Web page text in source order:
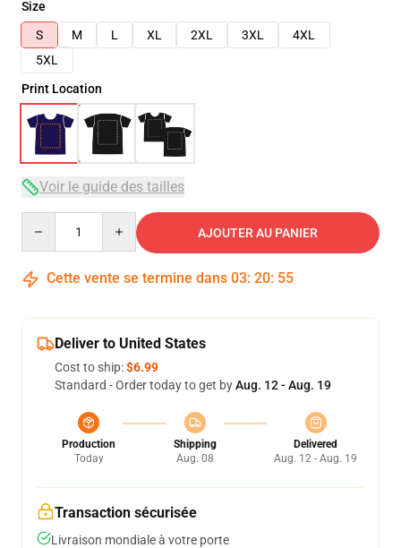
Size
S
M L XL 2XL 3XL
4XL
5XL
Print Location
Voir le guide des tailles
AJOUTER AU PANIER
Cette vente se termine dans 03: 20: 54
Deliver to United States
Cost to ship:$6.99
Standard - Order today to get byAug. 12 - Aug. 19
Production
Today
Shipping
Aug. 08
Delivered
Aug. 12 - Aug. 19
Transaction sécurisée
Livraison mondiale à votre porte